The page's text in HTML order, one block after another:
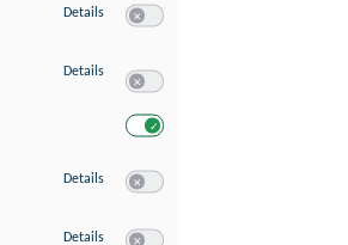
Details zu Speichern von oder Zugriff auf
Details zu Verwendung reduzierter Daten zur
Details zu Erstellung von Profilen für
Details zu Verwendung von Profilen zur Auswahl